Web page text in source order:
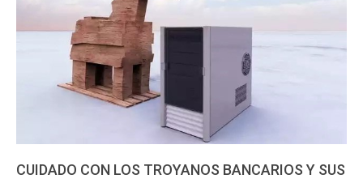
CUIDADO CON LOS TROYANOS BANCARIOS Y SUS